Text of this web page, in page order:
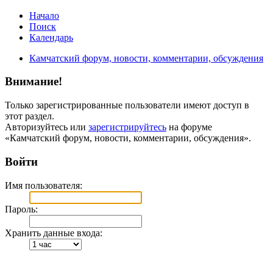
Начало
Поиск
Календарь
Камчатский форум, новости, комментарии, обсуждения
Внимание!
Только зарегистрированные пользователи имеют доступ в
этот раздел.
Авторизуйтесь или зарегистрируйтесь на форуме
«Камчатский форум, новости, комментарии, обсуждения».
Войти
Имя пользователя:
Пароль:
Хранить данные входа: